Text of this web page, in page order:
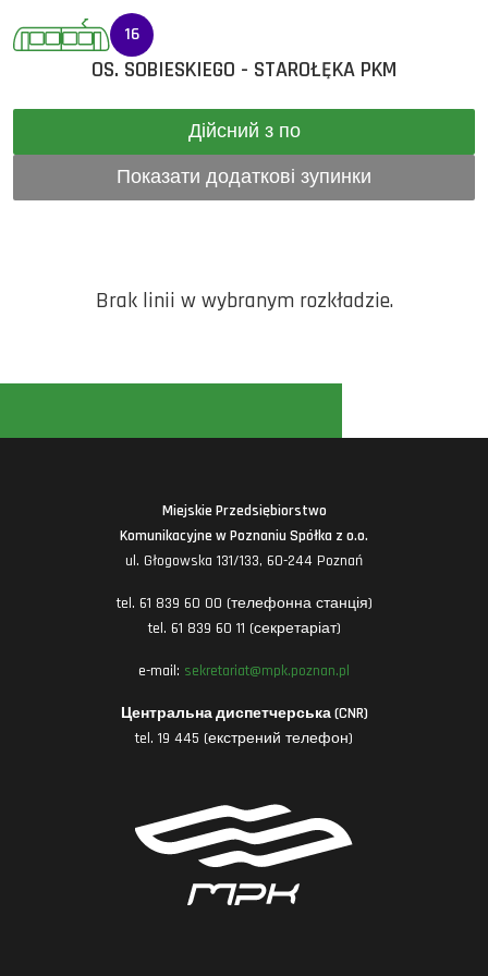
16
OS. SOBIESKIEGO - STAROŁĘKA PKM
Дійсний з по
Показати додаткові зупинки
Brak linii w wybranym rozkładzie.
Miejskie Przedsiębiorstwo
Komunikacyjne w Poznaniu Spółka z o.o.
ul. Głogowska 131/133, 60-244 Poznań
tel. 61 839 60 00 (телефонна станція)
tel. 61 839 60 11 (секретаріат)
e-mail: sekretariat@mpk.poznan.pl
Центральна диспетчерська (CNR)
tel. 19 445 (екстрений телефон)